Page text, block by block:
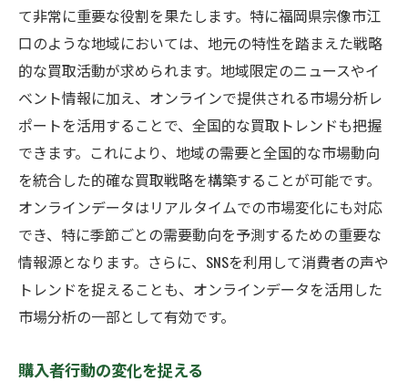
て非常に重要な役割を果たします。特に福岡県宗像市江
口のような地域においては、地元の特性を踏まえた戦略
的な買取活動が求められます。地域限定のニュースやイ
ベント情報に加え、オンラインで提供される市場分析レ
ポートを活用することで、全国的な買取トレンドも把握
できます。これにより、地域の需要と全国的な市場動向
を統合した的確な買取戦略を構築することが可能です。
オンラインデータはリアルタイムでの市場変化にも対応
でき、特に季節ごとの需要動向を予測するための重要な
情報源となります。さらに、SNSを利用して消費者の声や
トレンドを捉えることも、オンラインデータを活用した
市場分析の一部として有効です。
購入者行動の変化を捉える